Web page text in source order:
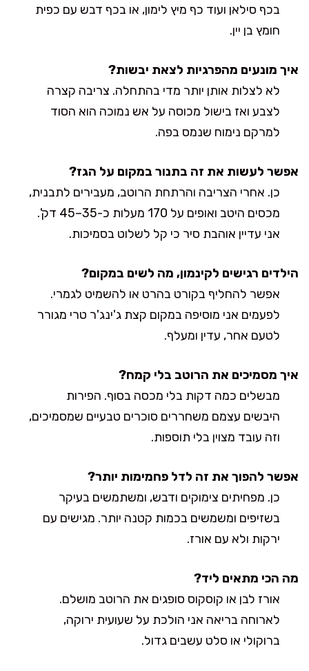
בכף סילאן ועוד כף מיץ לימון, או בכף דבש עם כפית
חומץ בן יין.
איך מונעים מהפרגיות לצאת יבשות?
לא לצלות אותן יותר מדי בהתחלה. צריבה קצרה
לצבע ואז בישול מכוסה על אש נמוכה הוא הסוד
למרקם נימוח שנמס בפה.
אפשר לעשות את זה בתנור במקום על הגז?
כן. אחרי הצריבה והרתחת הרוטב, מעבירים לתבנית,
מכסים היטב ואופים על 170 מעלות כ-35–45 דק'.
אני עדיין אוהבת סיר כי קל לשלוט בסמיכות.
הילדים רגישים לקינמון, מה לשים במקום?
אפשר להחליף בקורט בהרט או להשמיט לגמרי.
לפעמים אני מוסיפה במקום קצת ג'ינג'ר טרי מגורר
לטעם אחר, עדין ומעלף.
איך מסמיכים את הרוטב בלי קמח?
מבשלים כמה דקות בלי מכסה בסוף. הפירות
היבשים עצמם משחררים סוכרים טבעיים שמסמיכים,
וזה עובד מצוין בלי תוספות.
אפשר להפוך את זה לדל פחמימות יותר?
כן. מפחיתים צימוקים ודבש, ומשתמשים בעיקר
בשזיפים ומשמשים בכמות קטנה יותר. מגישים עם
ירקות ולא עם אורז.
מה הכי מתאים ליד?
אורז לבן או קוסקוס סופגים את הרוטב מושלם.
לארוחה בריאה אני הולכת על שעועית ירוקה,
ברוקולי או סלט עשבים גדול.